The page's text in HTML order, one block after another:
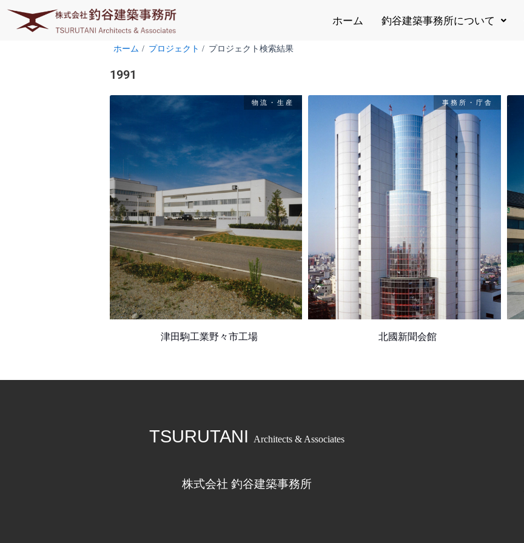
内
ホーム 釣谷建築事務所について
ホーム プロジェクト プロジェクト検索結果
1991
物流・生産
津田駒工業野々市工場
事務所・庁舎
北國新聞会館
TSURUTANI Architects & Associates
株式会社 釣谷建築事務所